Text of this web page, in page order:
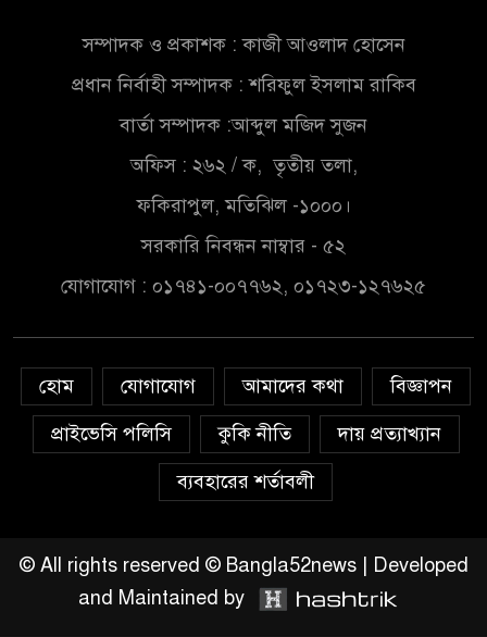
সরকার,প্রবাসীদের বিনিয়োগের
এখনই উপযুক্ত সময়
চাঁদপুরে মাটির নিচে গাঁজার ড্রাম,
মাদক কারবারি আটক
সংশোধনের দাবিতে ফরিদগঞ্জে
অনলাইন জুয়ার অবৈধ লেনদেনে
জড়িয়ে পড়ছে স্থানীয় বিকাশ এজেন্ট;
ক্ষুব্ধ এলাকাবাসী।।
জিয়ানগরের বলেশ্বর নদীতে যৌথ
সম্পাদক ও প্রকাশক : কাজী আওলাদ হোসেন
প্রধান নির্বাহী সম্পাদক : শরিফুল ইসলাম রাকিব
বার্তা সম্পাদক :আব্দুল মজিদ সুজন
অফিস : ২৬২ / ক, তৃতীয় তলা,
ফকিরাপুল, মতিঝিল -১০০০।
সরকারি নিবন্ধন নাম্বার - ৫২
যোগাযোগ : ০১৭৪১-০০৭৭৬২, ০১৭২৩-১২৭৬২৫
হোম যোগাযোগ আমাদের কথা
বিজ্ঞাপন
প্রাইভেসি পলিসি
কুকি নীতি
দায় প্রত্যাখ্যান
ব্যবহারের শর্তাবলী
© All rights reserved © Bangla52news | Developed
and Maintained by